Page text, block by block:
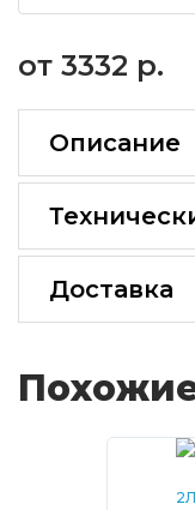
от 3332 р.
Описание
Доставка